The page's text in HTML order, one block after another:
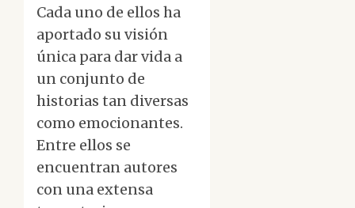
Cada uno de ellos ha
aportado su visión
única para dar vida a
un conjunto de
historias tan diversas
como emocionantes.
Entre ellos se
encuentran autores
con una extensa